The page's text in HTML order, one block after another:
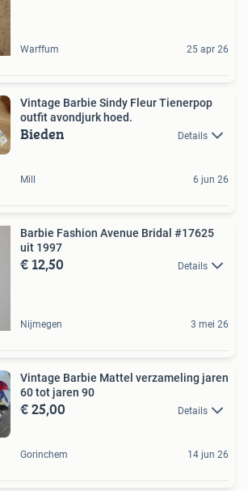
Warffum 25 apr 26
Vintage Barbie Sindy Fleur Tienerpop
outfit avondjurk hoed.
Bieden Details
Mill 6 jun 26
Barbie Fashion Avenue Bridal #17625
uit 1997
€ 12,50 Details
Nijmegen 3 mei 26
Vintage Barbie Mattel verzameling jaren
60 tot jaren 90
€ 25,00 Details
Gorinchem 14 jun 26